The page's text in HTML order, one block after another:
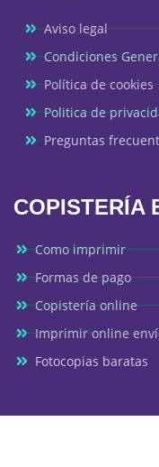
Aviso legal
Condiciones
Política de cookies
Politica de
Preguntas
COPISTERÍA
Como imprimir
Formas de pago
Copistería online
Imprimir online
Fotocopias baratas